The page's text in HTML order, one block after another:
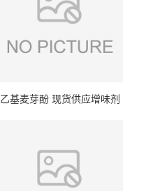
乙基麦芽酚 现货供应增味剂